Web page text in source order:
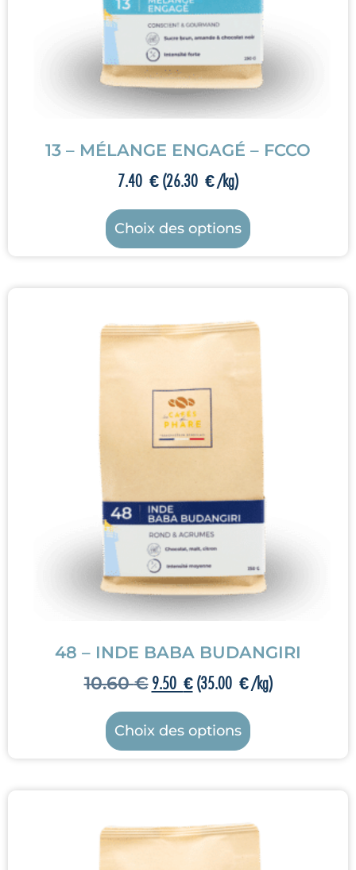
13 – MÉLANGE ENGAGÉ – FCCO
7.40 €(26.30 €/kg)
Choix des options
48 – INDE BABA BUDANGIRI
10.60€ 9.50 € (35.00 €/kg)
Choix des options